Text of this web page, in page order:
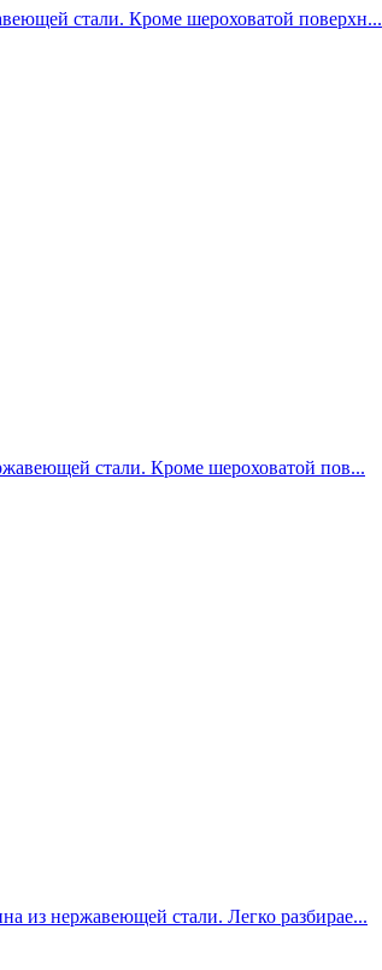
стали. Кроме шероховатой поверхн...
стали. Кроме шероховатой пов...
из нержавеющей стали. Легко разбирае...